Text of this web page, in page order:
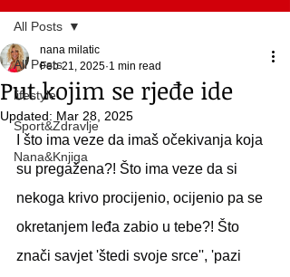
All Posts
lifestyle
Sport&Zdravlje
Nana&Knjiga
All Posts
Put kojim se rjeđe ide
nana milatic
Feb 21, 2025 1 min read
Updated: Mar 28, 2025
I što ima veze da imaš očekivanja koja
su pregažena?! Što ima veze da si
nekoga krivo procijenio, ocijenio pa se
okretanjem leđa zabio u tebe?! Što
znači savjet 'štedi svoje srce'', 'pazi